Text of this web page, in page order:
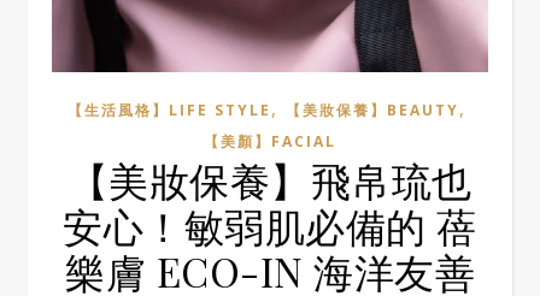
【生活風格】LIFE STYLE , 【美妝保養】BEAUTY,
【美顏】FACIAL
【美妝保養】飛帛琉也
安心！敏弱肌必備的 蓓
樂膚 ECO-IN 海洋友善